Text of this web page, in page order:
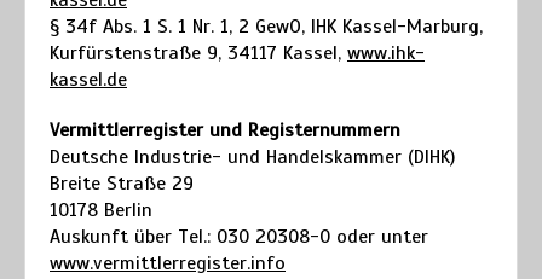
§ 34f Abs. 1 S. 1 Nr. 1, 2 GewO, IHK Kassel-Marburg,
Kurfürstenstraße 9, 34117 Kassel, www.ihk-
kassel.de
Vermittlerregister und Registernummern
Deutsche Industrie- und Handelskammer (DIHK)
Breite Straße 29
10178 Berlin
Auskunft über Tel.: 030 20308-0 oder unter
www.vermittlerregister.info